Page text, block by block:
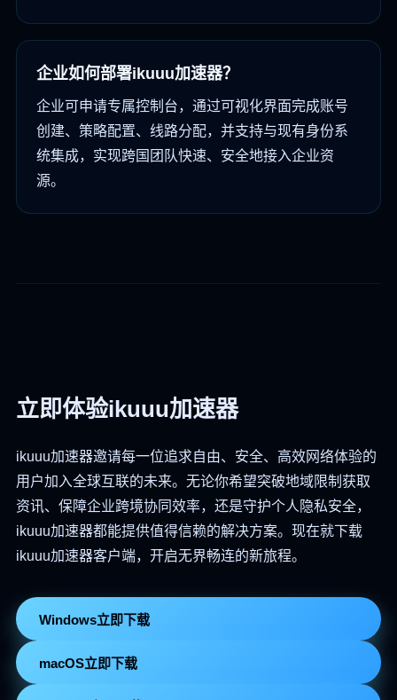
企业如何部署ikuuu加速器？
企业可申请专属控制台，通过可视化界面完成账号
创建、策略配置、线路分配，并支持与现有身份系
统集成，实现跨国团队快速、安全地接入企业资
源。
立即体验ikuuu加速器
ikuuu加速器邀请每一位追求自由、安全、高效网络体验的
用户加入全球互联的未来。无论你希望突破地域限制获取
资讯、保障企业跨境协同效率，还是守护个人隐私安全，
ikuuu加速器都能提供值得信赖的解决方案。现在就下载
ikuuu加速器客户端，开启无界畅连的新旅程。
Windows立即下载
macOS立即下载